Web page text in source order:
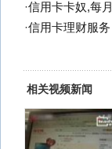
·信用卡卡奴,每
·信用卡理财服
相关视频新闻